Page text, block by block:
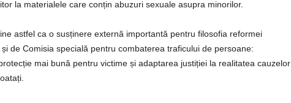
la materialele care conțin abuzuri sexuale asupra minorilor.
astfel ca o susținere externă importantă pentru filosofia reformei
de Comisia specială pentru combaterea traficului de persoane:
mai bună pentru victime și adaptarea justiției la realitatea cauzelor